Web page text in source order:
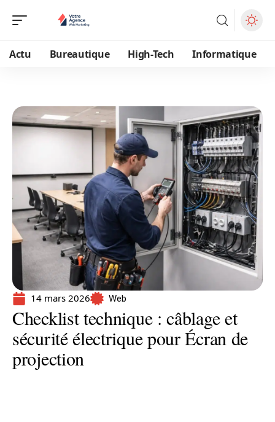
Actu Bureautique High-Tech Informatique
14 mars 2026 Web
Checklist technique : câblage et
sécurité électrique pour Écran de
projection